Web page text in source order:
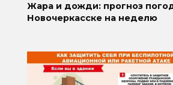
Жара и дожди: прогноз
Новочеркасске на неделю